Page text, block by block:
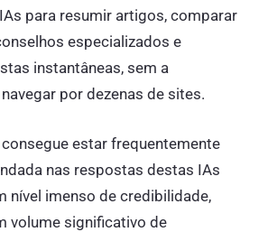
para resumir artigos, comparar
especializados e
instantâneas, sem a
por dezenas de sites.
estar frequentemente
nas respostas destas IAs
nível imenso de credibilidade,
volume significativo de